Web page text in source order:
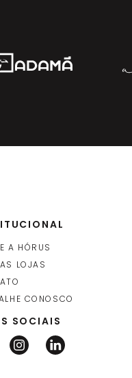
A HÓRUS
LOJAS
CONOSCO
SOCIAIS